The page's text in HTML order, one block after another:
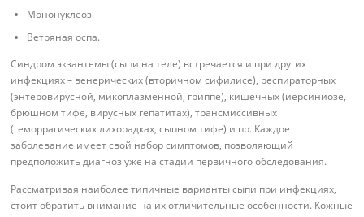
Мононуклеоз.
Ветряная оспа.
Синдром экзантемы (сыпи на теле) встречается и при других
инфекциях – венерических (вторичном сифилисе), респираторных
(энтеровирусной, микоплазменной, гриппе), кишечных (иерсиниозе,
брюшном тифе, вирусных гепатитах), трансмиссивных
(геморрагических лихорадках, сыпном тифе) и пр. Каждое
заболевание имеет свой набор симптомов, позволяющий
предположить диагноз уже на стадии первичного обследования.
Рассматривая наиболее типичные варианты сыпи при инфекциях,
стоит обратить внимание на их отличительные особенности. Кожные